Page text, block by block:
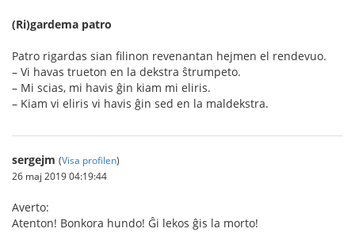
(Ri)gardema patro
Patro rigardas sian filinon revenantan hejmen el rendevuo.
– Vi havas trueton en la dekstra ŝtrumpeto.
– Mi scias, mi havis ĝin kiam mi eliris.
– Kiam vi eliris vi havis ĝin sed en la maldekstra.
sergejm (Visa profilen)
26 maj 2019 04:19:44
Averto:
Atenton! Bonkora hundo! Ĝi lekos ĝis la morto!